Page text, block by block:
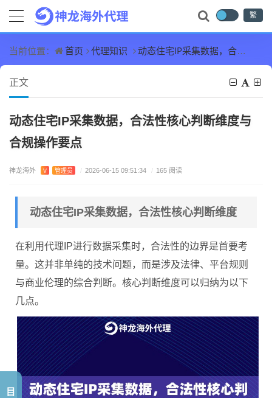
繁
当前位置： 首页 代理知识 动态住宅IP采集数据，合法性核心判断维度与合规操作要点
正文
动态住宅IP采集数据，合法性核心判断维度与
合规操作要点
神龙海外 V 管理员 / 2026-06-15 09:51:34 / 165 阅读
动态住宅IP采集数据，合法性核心判断维度
在利用代理IP进行数据采集时，合法性的边界是首要考
量。这并非单纯的技术问题，而是涉及法律、平台规则
与商业伦理的综合判断。核心判断维度可以归纳为以下
几点。
目